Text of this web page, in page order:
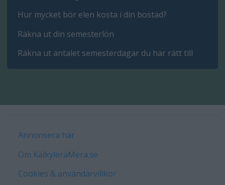
Hur mycket bör elen kosta i din bostad?
Räkna ut din semesterlön
Räkna ut antalet semesterdagar du har rätt till
Annonsera här
Om KalkyleraMera.se
Cookies & användarvillkor